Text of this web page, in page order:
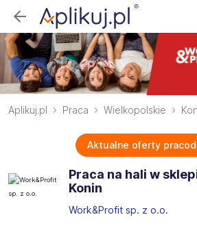
Aplikuj.pl Praca Wielkopolskie
Aktualne oferty
Praca na hali w
Konin
Work&Profit sp. z o.o.